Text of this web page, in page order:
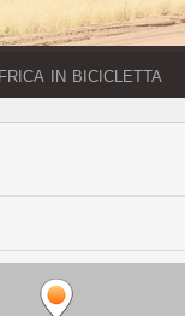
in bicicletta